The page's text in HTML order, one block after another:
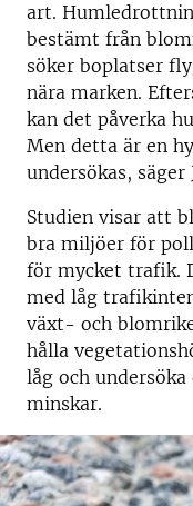
art.
bestämt från
söker boplatser
nära marken.
kan det påverka
Men detta är en
undersökas, säger
Studien visar att
bra miljöer för
för mycket trafik.
med låg
växt- och
hålla
låg och
minskar.